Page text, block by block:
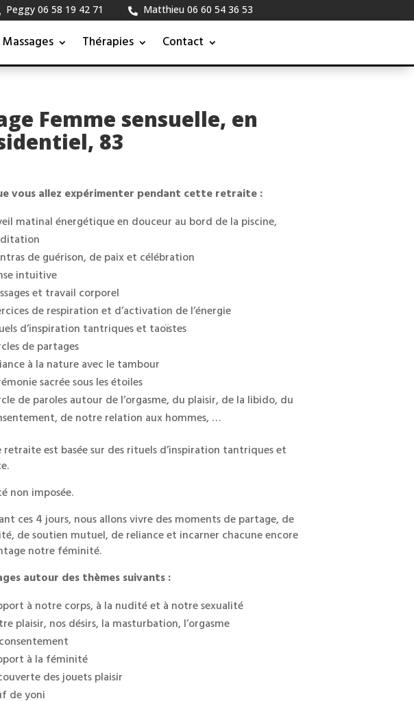
Massages Thérapies Contact
Peggy 06 58 19 42 71
 Matthieu 06 60 54 36 53
Femme sensuelle, en
83
vous allez expérimenter pendant cette retraite :
matinal énergétique en douceur au bord de la piscine,
de guérison, de paix et célébration
intuitive
et travail corporel
de respiration et d’activation de l’énergie
d’inspiration tantriques et taoïstes
de partages
à la nature avec le tambour
sacrée sous les étoiles
de paroles autour de l’orgasme, du plaisir, de la libido, du
de notre relation aux hommes, …
retraite est basée sur des rituels d’inspiration tantriques et
non imposée.
ces 4 jours, nous allons vivre des moments de partage, de
de soutien mutuel, de reliance et incarner chacune encore
notre féminité.
autour des thèmes suivants :
à notre corps, à la nudité et à notre sexualité
plaisir, nos désirs, la masturbation, l’orgasme
à la féminité
des jouets plaisir
de yoni